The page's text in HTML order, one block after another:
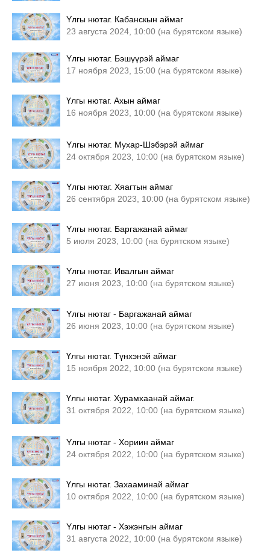
Yлгы нютаг. Кабанскын аймаг
23 августа 2024, 10:00 (на бурятском языке)
Yлгы нютаг. Бэшүүрэй аймаг
17 ноября 2023, 15:00 (на бурятском языке)
Үлгы нютаг. Ахын аймаг
16 ноября 2023, 10:00 (на бурятском языке)
Yлгы нютаг. Мухар-Шэбэрэй аймаг
24 октября 2023, 10:00 (на бурятском языке)
Yлгы нютаг. Хяагтын аймаг
26 сентября 2023, 10:00 (на бурятском языке)
Yлгы нютаг. Баргажанай аймаг
5 июля 2023, 10:00 (на бурятском языке)
Yлгы нютаг. Ивалгын аймаг
27 июня 2023, 10:00 (на бурятском языке)
Yлгы нютаг - Баргажанай аймаг
26 июня 2023, 10:00 (на бурятском языке)
Үлгы нютаг. Түнхэнэй аймаг
15 ноября 2022, 10:00 (на бурятском языке)
Үлгы нютаг. Хурамхаанай аймаг.
31 октября 2022, 10:00 (на бурятском языке)
Yлгы нютаг - Хориин аймаг
24 октября 2022, 10:00 (на бурятском языке)
Үлгы нютаг. Захааминай аймаг
10 октября 2022, 10:00 (на бурятском языке)
Yлгы нютаг - Хэжэнгын аймаг
31 августа 2022, 10:00 (на бурятском языке)